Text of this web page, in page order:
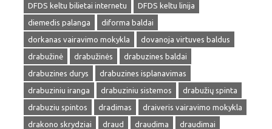
DFDS keltu bilietai internetu
DFDS keltu linija
diemedis palanga
diforma baldai
dorkanas vairavimo mokykla
dovanoja virtuves baldus
drabužinė
drabužinės
drabuzines baldai
drabuzines durys
drabuzines isplanavimas
drabuziniu iranga
drabuziniu sistemos
drabužių spinta
drabuziu spintos
dradimas
draiveris vairavimo mokykla
drakono skrydziai
draud draudima
draudimai